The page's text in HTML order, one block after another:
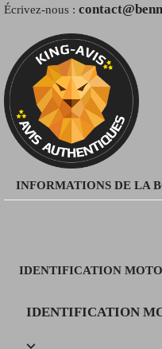
Écrivez-nous :
INFORMATIONS DE LA
IDENTIFICATION MOTO
IDENTIFICATION